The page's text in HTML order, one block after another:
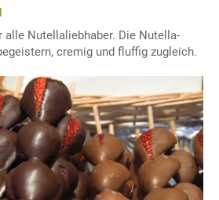
alle Nutellaliebhaber. Die Nutella-
cremig und fluffig zugleich.